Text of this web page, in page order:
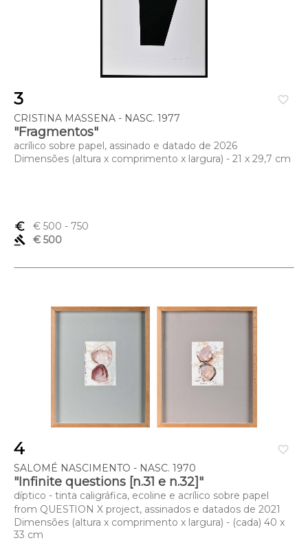
favorite_border
3
CRISTINA MASSENA - NASC. 1977
"Fragmentos"
acrílico sobre papel, assinado e datado de 2026
Dimensões (altura x comprimento x largura) - 21 x 29,7 cm
euro_symbol € 500 - 750
gavel
€ 500
favorite_border
4
SALOMÉ NASCIMENTO - NASC. 1970
"Infinite questions [n.31 e n.32]"
díptico - tinta caligráfica, ecoline e acrílico sobre papel
from QUESTION X project, assinados e datados de 2021
Dimensões (altura x comprimento x largura) - (cada) 40 x
33 cm